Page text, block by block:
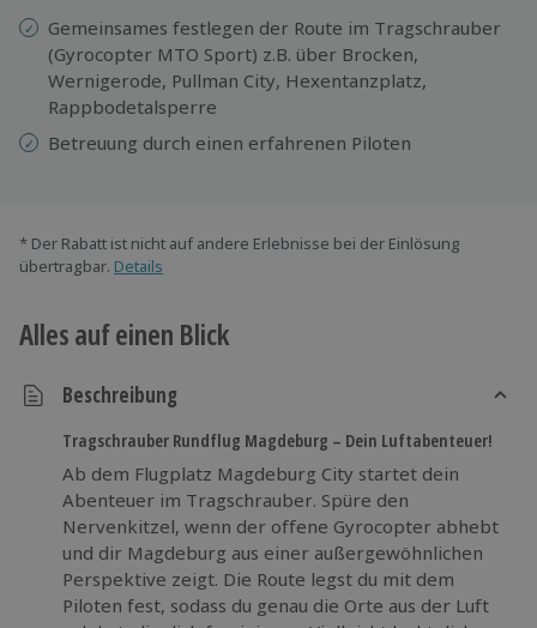
Gemeinsames festlegen der Route im Tragschrauber
(Gyrocopter MTO Sport) z.B. über Brocken,
Wernigerode, Pullman City, Hexentanzplatz,
Rappbodetalsperre
Betreuung durch einen erfahrenen Piloten
* Der Rabatt ist nicht auf andere Erlebnisse bei der Einlösung
übertragbar. Details
Alles auf einen Blick
Beschreibung
Tragschrauber Rundflug Magdeburg – Dein Luftabenteuer!
Ab dem Flugplatz Magdeburg City startet dein
Abenteuer im Tragschrauber. Spüre den
Nervenkitzel, wenn der offene Gyrocopter abhebt
und dir Magdeburg aus einer außergewöhnlichen
Perspektive zeigt. Die Route legst du mit dem
Piloten fest, sodass du genau die Orte aus der Luft